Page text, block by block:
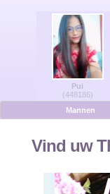
Men Online
Vrouwen Online
Pui
(448186)
Mannen
Vind uw